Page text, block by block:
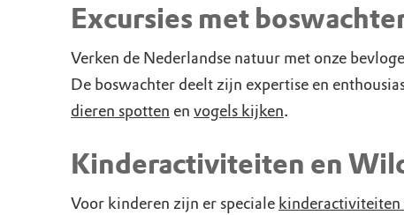
Toegang en bezoek
Jaarverslag
Excursies met
Verken de Nederlandse natuur met onze
De boswachter deelt zijn expertise en
dieren spotten en vogels kijken.
Kinderactiviteiten en
Voor kinderen zijn er speciale kinderactiviteiten